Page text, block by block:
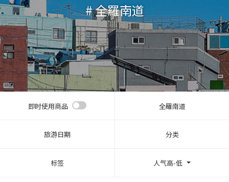
体)
文 (台灣)
# 全羅南道
即时使用商品 全羅南道
旅游日期 分类
标签 人气高-低